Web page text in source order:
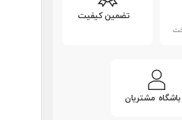
تضمین کیفیت
باشگاه مشتریان